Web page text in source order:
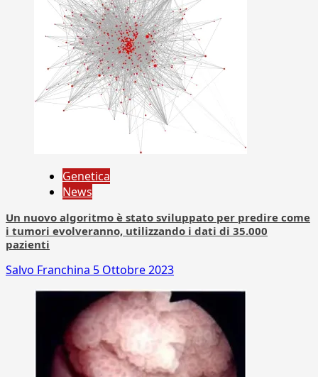
Genetica
News
Un nuovo algoritmo è stato sviluppato per predire come
i tumori evolveranno, utilizzando i dati di 35.000
pazienti
Salvo Franchina 5 Ottobre 2023